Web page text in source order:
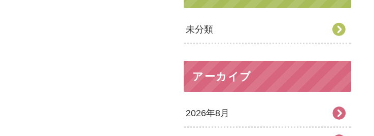
未分類
アーカイブ
2026年8月